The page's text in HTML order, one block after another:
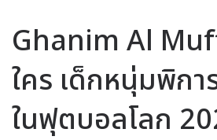
Ghanim Al
ใคร เด็กหนุ่มพิกา
ในฟุตบอลโลก